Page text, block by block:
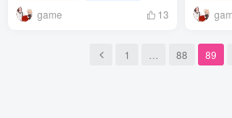
game 13
1 … 88 89